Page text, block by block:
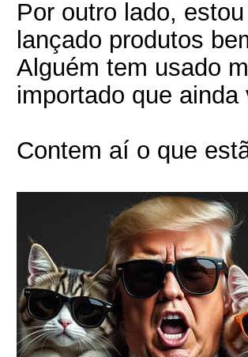
Por outro lado,
lançado produtos
Alguém tem usado
importado que ainda
Contem aí o que